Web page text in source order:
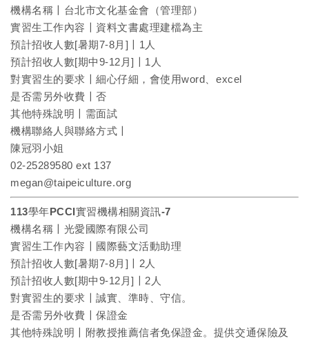
機構名稱〡台北市文化基金會（管理部）
實習生工作內容〡資料文書處理建檔為主
預計招收人數[暑期7-8月]〡1人
預計招收人數[期中9-12月]〡1人
對實習生的要求〡細心仔細，會使用word、excel
是否需另外收費〡否
其他特殊說明〡需面試
機構聯絡人與聯絡方式〡
陳冠羽小姐
02-25289580 ext 137
megan@taipeiculture.org
113學年PCCI實習機構相關資訊-7
機構名稱〡光愛國際有限公司
實習生工作內容〡國際藝文活動助理
預計招收人數[暑期7-8月]〡2人
預計招收人數[期中9-12月]〡2人
對實習生的要求〡誠實、準時、守信。
是否需另外收費〡保證金
其他特殊說明〡附教授推薦信者免保證金。提供交通保險及